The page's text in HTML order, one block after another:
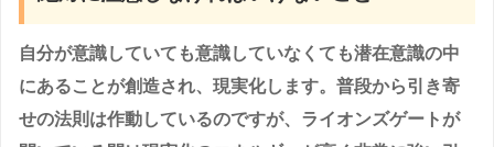
自分が意識していても意識していなくても潜在意識の中
にあることが創造され、現実化します。普段から引き寄
せの法則は作動しているのですが、ライオンズゲートが